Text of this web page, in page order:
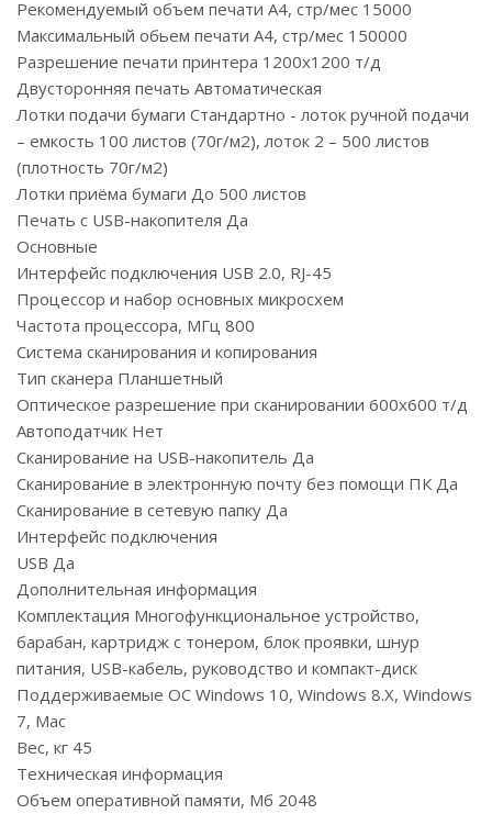
Рекомендуемый объем печати А4, стр/мес 15000
Максимальный обьем печати А4, стр/мес 150000
Разрешение печати принтера 1200x1200 т/д
Двусторонняя печать Автоматическая
Лотки подачи бумаги Стандартно - лоток ручной подачи
– емкость 100 листов (70г/м2), лоток 2 – 500 листов
(плотность 70г/м2)
Лотки приёма бумаги До 500 листов
Печать с USB-накопителя Да
Основные
Интерфейс подключения USB 2.0, RJ-45
Процессор и набор основных микросхем
Частота процессора, МГц 800
Система сканирования и копирования
Тип сканера Планшетный
Оптическое разрешение при сканировании 600x600 т/д
Автоподатчик Нет
Cканирование на USB-накопитель Да
Сканирование в электронную почту без помощи ПК Да
Сканирование в сетевую папку Да
Интерфейс подключения
USB Да
Дополнительная информация
Комплектация Многофункциональное устройство,
барабан, картридж с тонером, блок проявки, шнур
питания, USB-кабель, руководство и компакт-диск
Поддерживаемые ОС Windows 10, Windows 8.X, Windows
7, Mac
Вес, кг 45
Техническая информация
Объем оперативной памяти, Мб 2048